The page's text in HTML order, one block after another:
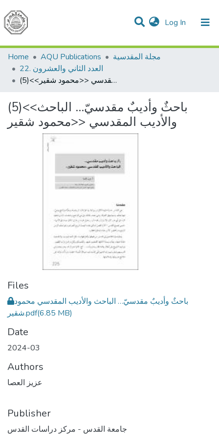
Log In (current)
Communities & Collections
All of DSpace
Home
AQU Publications
مجلة المقدسية
22. العدد الثاني والعشرون
(5)<<باحثٌ وأديبٌ مقدسيّ… الباحث والأديب المقدسي <<محمود شقير
(5)<<باحثٌ وأديبٌ مقدسيّ… الباحث
والأديب المقدسي <<محمود شقير
Files
باحثٌ وأديبٌ مقدسيّ… الباحث والأديب المقدسي محمود
شقير.pdf(6.85 MB)
Date
2024-03
Authors
عزيز العصا
Publisher
جامعة القدس - مركز دراسات القدس